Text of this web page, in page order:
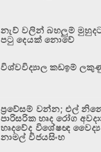
නැව් වලින් බහලුම්
පටු දෙයක් නොවේ
විශ්වවිද්‍යාල කඩඉම්
ප්‍රවේසම් වන්න; එල්
පාරිසරික හෘද රෝග
හෘදවේද විශේෂඥ වෛද්‍ය
නාමල් විජයසිංහ